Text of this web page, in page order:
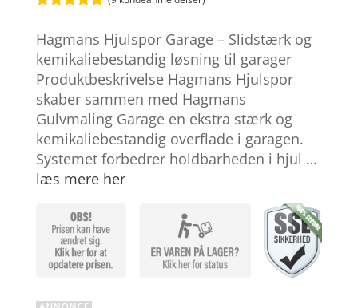
kr. 1.099,00.
ud af 5
baseret på
kundebedøm
melser
Hagmans Hjulspor Garage – Slidstærk og
kemikaliebestandig løsning til garager
Produktbeskrivelse Hagmans Hjulspor
skaber sammen med Hagmans
Gulvmaling Garage en ekstra stærk og
kemikaliebestandig overflade i garagen.
Systemet forbedrer holdbarheden i hjul …
læs mere her